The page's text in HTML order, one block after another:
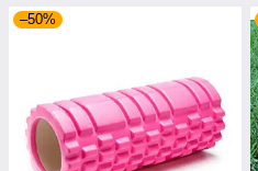
–50%